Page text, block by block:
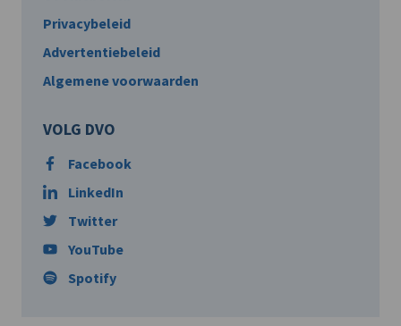
Privacybeleid
Advertentiebeleid
Algemene voorwaarden
VOLG DVO
Facebook
LinkedIn
Twitter
YouTube
Spotify